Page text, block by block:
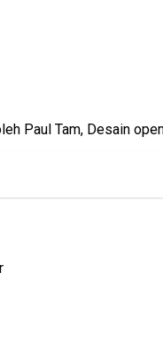
Paul Tam, Desain